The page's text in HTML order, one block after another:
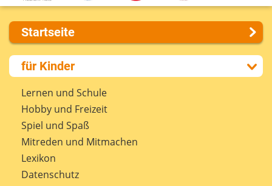
Startseite
Über uns
Presse
Kontakt
Impressum
Internet-ABC Sitemap
Barrierefreiheit
Länderprojekte
für Kinder
Lernen und Schule
Hobby und Freizeit
Spiel und Spaß
Mitreden und Mitmachen
Lexikon
Datenschutz